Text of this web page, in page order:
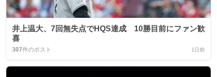
井上温大、7回無失点でHQS達成 10勝目前にファン歓
喜
307件のポスト 1日前